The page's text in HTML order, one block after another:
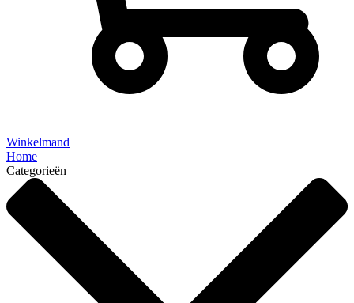
Winkelmand
Home
Categorieën